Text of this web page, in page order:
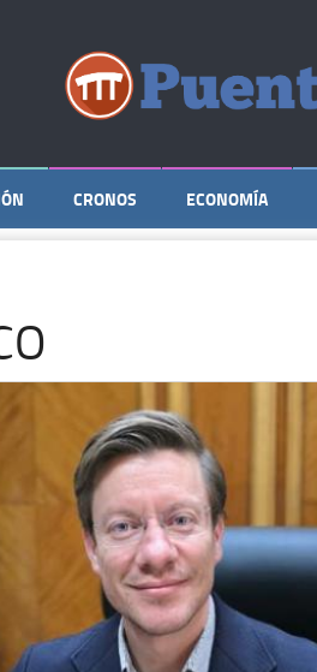
CRONOS ECONOMÍA